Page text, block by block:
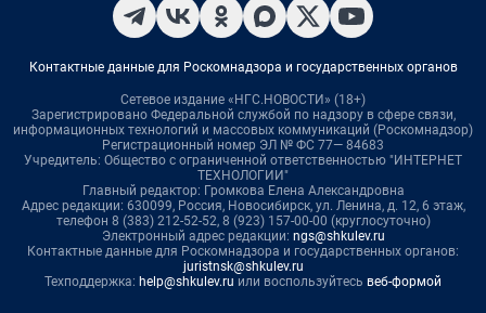
Контактные данные для Роскомнадзора и государственных органов
Сетевое издание «НГС.НОВОСТИ» (18+)
Зарегистрировано Федеральной службой по надзору в сфере связи,
информационных технологий и массовых коммуникаций (Роскомнадзор)
Регистрационный номер ЭЛ № ФС 77— 84683
Учредитель: Общество с ограниченной ответственностью "ИНТЕРНЕТ
ТЕХНОЛОГИИ"
Главный редактор: Громкова Елена Александровна
Адрес редакции: 630099, Россия, Новосибирск, ул. Ленина, д. 12, 6 этаж,
телефон 8 (383) 212-52-52, 8 (923) 157-00-00 (круглосуточно)
Электронный адрес редакции: ngs@shkulev.ru
Контактные данные для Роскомнадзора и государственных органов:
juristnsk@shkulev.ru
Техподдержка: help@shkulev.ru или воспользуйтесь веб-формой